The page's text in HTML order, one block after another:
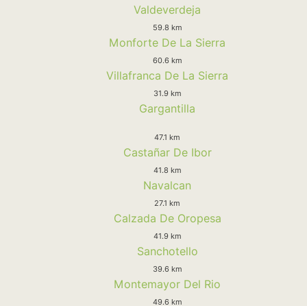
Valdeverdeja
59.8 km
Monforte De La Sierra
60.6 km
Villafranca De La Sierra
31.9 km
Gargantilla
47.1 km
Castañar De Ibor
41.8 km
Navalcan
27.1 km
Calzada De Oropesa
41.9 km
Sanchotello
39.6 km
Montemayor Del Rio
49.6 km